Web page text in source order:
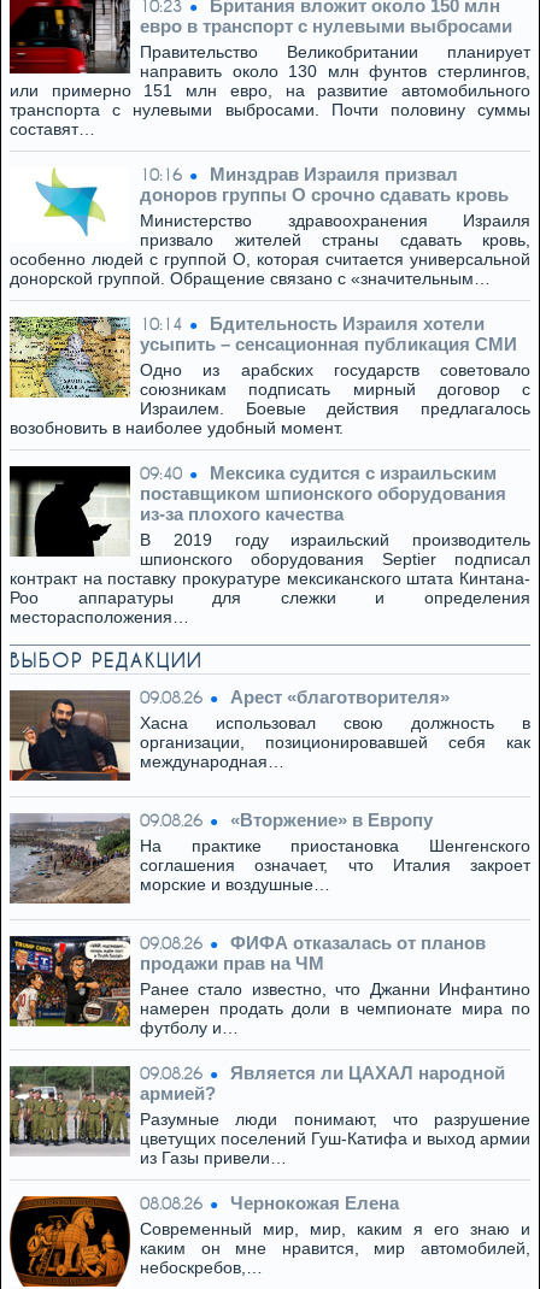
10:23
Британия вложит около 150 млн
евро в транспорт с нулевыми выбросами
Правительство Великобритании планирует
направить около 130 млн фунтов стерлингов,
или примерно 151 млн евро, на развитие автомобильного
транспорта с нулевыми выбросами. Почти половину суммы
составят…
10:16
Минздрав Израиля призвал
доноров группы O срочно сдавать кровь
Министерство здравоохранения Израиля
призвало жителей страны сдавать кровь,
особенно людей с группой O, которая считается универсальной
донорской группой. Обращение связано с «значительным…
10:14
Бдительность Израиля хотели
усыпить – сенсационная публикация СМИ
Одно из арабских государств советовало
союзникам подписать мирный договор с
Израилем. Боевые действия предлагалось
возобновить в наиболее удобный момент.
09:40
Мексика судится с израильским
поставщиком шпионского оборудования
из-за плохого качества
В 2019 году израильский производитель
шпионского оборудования Septier подписал
контракт на поставку прокуратуре мексиканского штата Кинтана-
Роо аппаратуры для слежки и определения
месторасположения…
ВЫБОР РЕДАКЦИИ
09.08.26 Арест «благотворителя»
Хасна использовал свою должность в
организации, позиционировавшей себя как
международная…
09.08.26 «Вторжение» в Европу
На практике приостановка Шенгенского
соглашения означает, что Италия закроет
морские и воздушные…
09.08.26
ФИФА отказалась от планов
продажи прав на ЧМ
Ранее стало известно, что Джанни Инфантино
намерен продать доли в чемпионате мира по
футболу и…
09.08.26
Является ли ЦАХАЛ народной
армией?
Разумные люди понимают, что разрушение
цветущих поселений Гуш-Катифа и выход армии
из Газы привели…
08.08.26 Чернокожая Елена
Современный мир, мир, каким я его знаю и
каким он мне нравится, мир автомобилей,
небоскребов,…